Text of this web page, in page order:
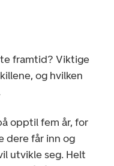
framtid? Viktige
og hvilken
opptil fem år, for
dere får inn og
utvikle seg. Helt